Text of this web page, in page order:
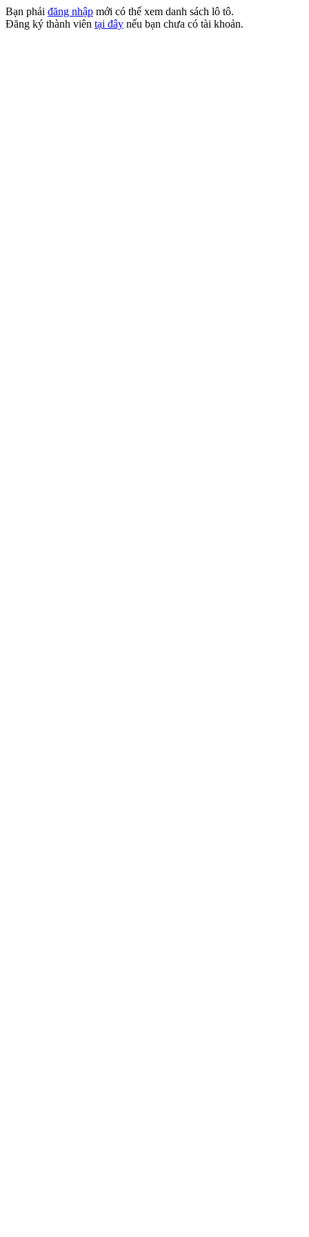
Bạn phải đăng nhập mới có thể xem danh sách lô tô.
Đăng ký thành viên tại đây nếu bạn chưa có tài khoản.